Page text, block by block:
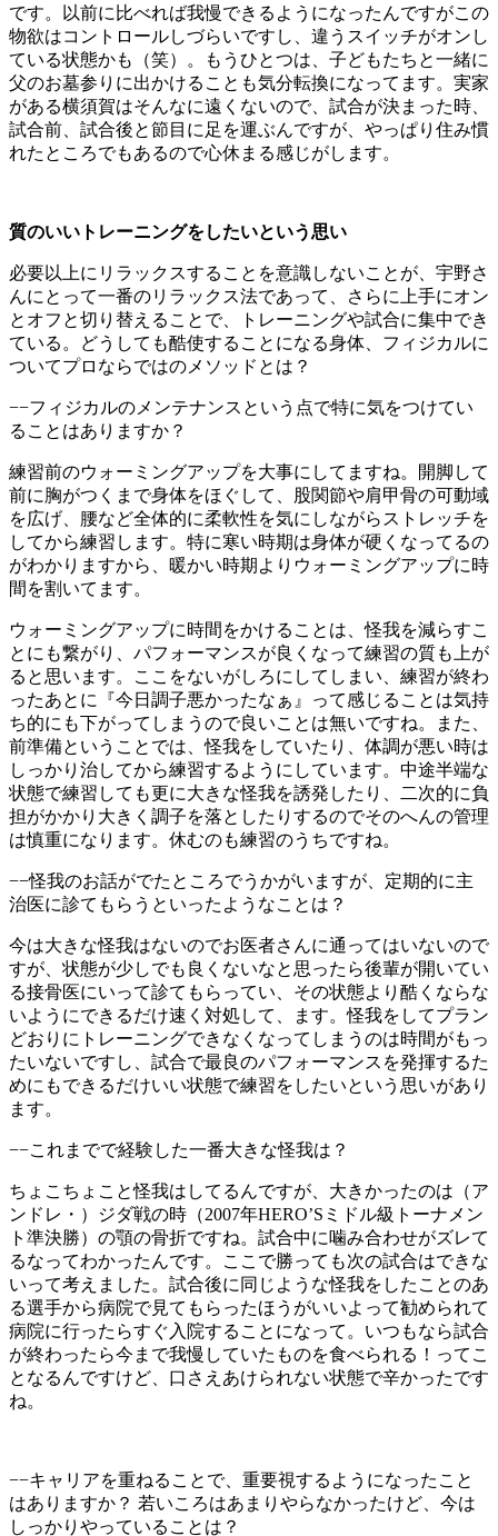
です。以前に比べれば我慢できるようになったんですがこの
物欲はコントロールしづらいですし、違うスイッチがオンし
ている状態かも（笑）。もうひとつは、子どもたちと一緒に
父のお墓参りに出かけることも気分転換になってます。実家
がある横須賀はそんなに遠くないので、試合が決まった時、
試合前、試合後と節目に足を運ぶんですが、やっぱり住み慣
れたところでもあるので心休まる感じがします。
質のいいトレーニングをしたいという思い
必要以上にリラックスすることを意識しないことが、宇野さ
んにとって一番のリラックス法であって、さらに上手にオン
とオフと切り替えることで、トレーニングや試合に集中でき
ている。どうしても酷使することになる身体、フィジカルに
ついてプロならではのメソッドとは？
−−フィジカルのメンテナンスという点で特に気をつけてい
ることはありますか？
練習前のウォーミングアップを大事にしてますね。開脚して
前に胸がつくまで身体をほぐして、股関節や肩甲骨の可動域
を広げ、腰など全体的に柔軟性を気にしながらストレッチを
してから練習します。特に寒い時期は身体が硬くなってるの
がわかりますから、暖かい時期よりウォーミングアップに時
間を割いてます。
ウォーミングアップに時間をかけることは、怪我を減らすこ
とにも繋がり、パフォーマンスが良くなって練習の質も上が
ると思います。ここをないがしろにしてしまい、練習が終わ
ったあとに『今日調子悪かったなぁ』って感じることは気持
ち的にも下がってしまうので良いことは無いですね。また、
前準備ということでは、怪我をしていたり、体調が悪い時は
しっかり治してから練習するようにしています。中途半端な
状態で練習しても更に大きな怪我を誘発したり、二次的に負
担がかかり大きく調子を落としたりするのでそのへんの管理
は慎重になります。休むのも練習のうちですね。
−−怪我のお話がでたところでうかがいますが、定期的に主
治医に診てもらうといったようなことは？
今は大きな怪我はないのでお医者さんに通ってはいないので
すが、状態が少しでも良くないなと思ったら後輩が開いてい
る接骨医にいって診てもらってい、その状態より酷くならな
いようにできるだけ速く対処して、ます。怪我をしてプラン
どおりにトレーニングできなくなってしまうのは時間がもっ
たいないですし、試合で最良のパフォーマンスを発揮するた
めにもできるだけいい状態で練習をしたいという思いがあり
ます。
−−これまでで経験した一番大きな怪我は？
ちょこちょこと怪我はしてるんですが、大きかったのは（ア
ンドレ・）ジダ戦の時（2007年HERO’Sミドル級トーナメン
ト準決勝）の顎の骨折ですね。試合中に噛み合わせがズレて
るなってわかったんです。ここで勝っても次の試合はできな
いって考えました。試合後に同じような怪我をしたことのあ
る選手から病院で見てもらったほうがいいよって勧められて
病院に行ったらすぐ入院することになって。いつもなら試合
が終わったら今まで我慢していたものを食べられる！ってこ
となるんですけど、口さえあけられない状態で辛かったです
ね。
−−キャリアを重ねることで、重要視するようになったこと
はありますか？ 若いころはあまりやらなかったけど、今は
しっかりやっていることは？